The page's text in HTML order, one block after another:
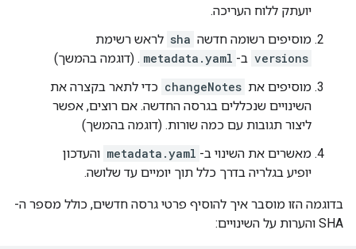
יועתק ללוח העריכה.
מוסיפים רשומה חדשה sha לראש רשימת
versions ב- metadata.yaml . (דוגמה בהמשך)
מוסיפים את changeNotes כדי לתאר בקצרה את
השינויים שנכללים בגרסה החדשה. אם רוצים, אפשר
ליצור תגובות עם כמה שורות. (דוגמה בהמשך)
מאשרים את השינוי ב- metadata.yaml והעדכון
יופיע בגלריה בדרך כלל תוך יומיים עד שלושה.
בדוגמה הזו מוסבר איך להוסיף פרטי גרסה חדשים, כולל מספר ה-
SHA והערות על השינויים: